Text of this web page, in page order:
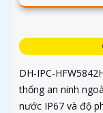
DH-IPC-
thống an ninh
nước IP67 và độ